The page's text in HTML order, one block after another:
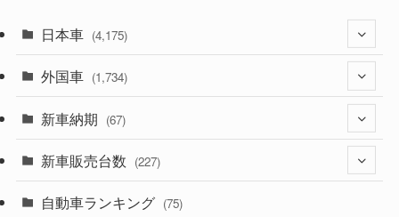
日本車 (4,175)
(1,321)
(330)
外国車 (1,734)
(242)
新車納期 (67)
(28)
(8)
新車販売台数 (227)
(21)
自動車ランキング (75)